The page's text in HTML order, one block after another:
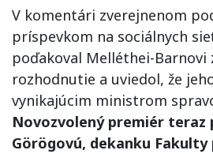
V komentári zverejnenom
príspevkom na sociálnych
poďakoval Melléthei-Barnovi
rozhodnutie a uviedol, že
vynikajúcim ministrom
Novozvolený premiér teraz
Görögovú, dekanku